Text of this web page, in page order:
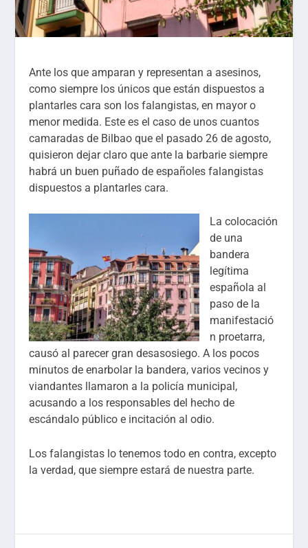
Ante los que amparan y representan a asesinos,
como siempre los únicos que están dispuestos a
plantarles cara son los falangistas, en mayor o
menor medida. Este es el caso de unos cuantos
camaradas de Bilbao que el pasado 26 de agosto,
quisieron dejar claro que ante la barbarie siempre
habrá un buen puñado de españoles falangistas
dispuestos a plantarles cara.
La colocación
de una
bandera
legítima
española al
paso de la
manifestació
n proetarra,
causó al parecer gran desasosiego. A los pocos
minutos de enarbolar la bandera, varios vecinos y
viandantes llamaron a la policía municipal,
acusando a los responsables del hecho de
escándalo público e incitación al odio.
Los falangistas lo tenemos todo en contra, excepto
la verdad, que siempre estará de nuestra parte.